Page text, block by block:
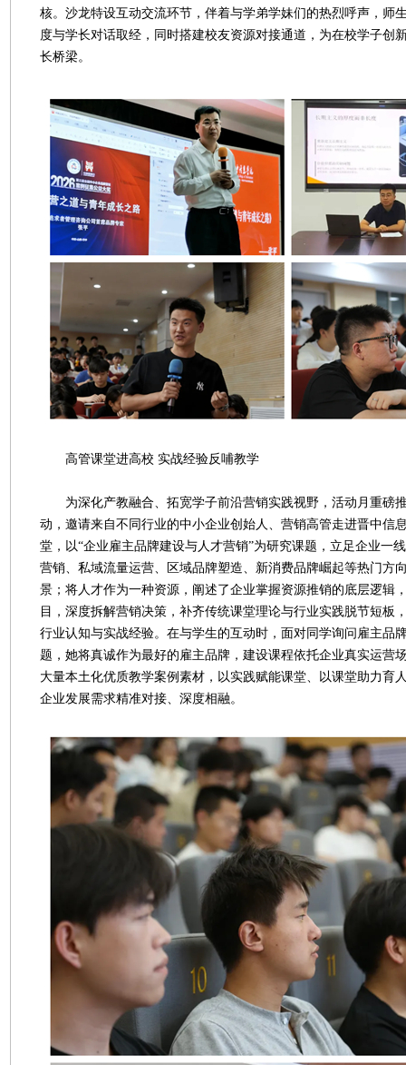
核。沙龙特设互动交流环节，伴着与学弟学妹们的热烈呼声，师
度与学长对话取经，同时搭建校友资源对接通道，为在校学子创
长桥梁。
高管课堂进高校 实战经验反哺教学
为深化产教融合、拓宽学子前沿营销实践视野，活动月重磅推
动，邀请来自不同行业的中小企业创始人、营销高管走进晋中信
堂，以“企业雇主品牌建设与人才营销”为研究课题，立足企业一
营销、私域流量运营、区域品牌塑造、新消费品牌崛起等热门方
景；将人才作为一种资源，阐述了企业掌握资源推销的底层逻辑
目，深度拆解营销决策，补齐传统课堂理论与行业实践脱节短板
行业认知与实战经验。在与学生的互动时，面对同学询问雇主品
题，她将真诚作为最好的雇主品牌，建设课程依托企业真实运营
大量本土化优质教学案例素材，以实践赋能课堂、以课堂助力育
企业发展需求精准对接、深度相融。